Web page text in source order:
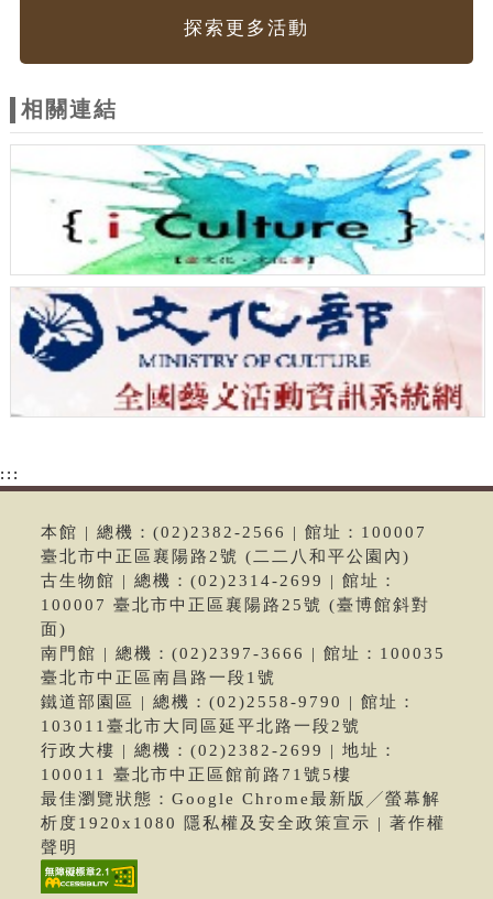
探索更多活動
相關連結
:::
本館 | 總機：(02)2382-2566 | 館址：100007
臺北市中正區襄陽路2號 (二二八和平公園內)
古生物館 | 總機：(02)2314-2699 | 館址：
100007 臺北市中正區襄陽路25號 (臺博館斜對
面)
南門館 | 總機：(02)2397-3666 | 館址：100035
臺北市中正區南昌路一段1號
鐵道部園區 | 總機：(02)2558-9790 | 館址：
103011臺北市大同區延平北路一段2號
行政大樓 | 總機：(02)2382-2699 | 地址：
100011 臺北市中正區館前路71號5樓
最佳瀏覽狀態：Google Chrome最新版╱螢幕解
析度1920x1080 隱私權及安全政策宣示 | 著作權
聲明